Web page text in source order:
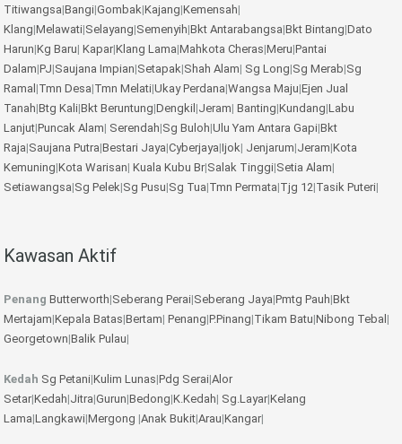
Titiwangsa|Bangi|Gombak|Kajang|Kemensah|
Klang|Melawati|Selayang|Semenyih|Bkt Antarabangsa|Bkt Bintang|Dato
Harun|Kg Baru| Kapar|Klang Lama|Mahkota Cheras|Meru|Pantai
Dalam|PJ|Saujana Impian|Setapak|Shah Alam| Sg Long|Sg Merab|Sg
Ramal |Tmn Desa|Tmn Melati|Ukay Perdana|Wangsa Maju|Ejen Jual
Tanah|Btg Kali|Bkt Beruntung|Dengkil |Jeram| Banting|Kundang|Labu
Lanjut|Puncak Alam| Serendah|Sg Buloh|Ulu Yam Antara Gapi|Bkt
Raja|Saujana Putra|Bestari Jaya|Cyberjaya|Ijok| Jenjarum|Jeram|Kota
Kemuning|Kota Warisan| Kuala Kubu Br|Salak Tinggi|Setia Alam|
Setiawangsa|Sg Pelek|Sg Pusu|Sg Tua|Tmn Permata|Tjg 12|Tasik Puteri|
Kawasan Aktif
Penang Butterworth|Seberang Perai|Seberang Jaya|Pmtg Pauh|Bkt
Mertajam|Kepala Batas|Bertam| Penang|P.Pinang|Tikam Batu|Nibong Tebal |
Georgetown|Balik Pulau|
Kedah Sg Petani|Kulim Lunas|Pdg Serai|Alor
Setar|Kedah|Jitra|Gurun|Bedong|K.Kedah| Sg.Layar|Kelang
Lama|Langkawi|Mergong |Anak Bukit|Arau|Kangar|